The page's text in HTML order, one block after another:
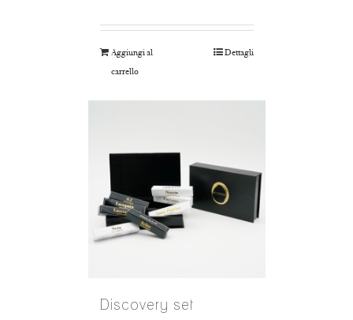
Aggiungi al
carrello
Dettagli
Discovery set